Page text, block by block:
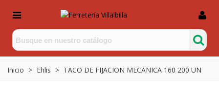
Inicio > Ehlis > TACO DE FIJACION MECANICA 160 200 UN